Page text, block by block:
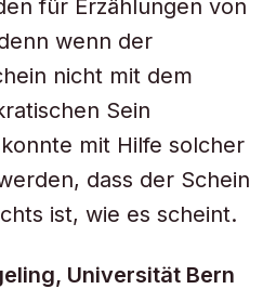
für Erzählungen von
wenn der
nicht mit dem
Sein
mit Hilfe solcher
dass der Schein
ist, wie es scheint.
Universität Bern